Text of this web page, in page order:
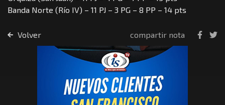
Banda Norte (Río IV) – 11 PJ – 3 PG – 8 PP – 14 pts
Volver compartir nota